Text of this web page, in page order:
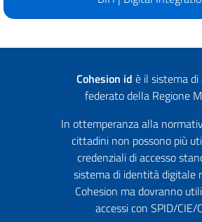
Cohesion id è il sistema di
federato della Regione
In ottemperanza alla
cittadini non possono più
credenziali di accesso
sistema di identità digitale
Cohesion ma dovranno
accessi con SPID/CIE/